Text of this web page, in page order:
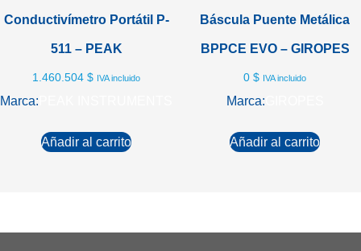
Conductivímetro Portátil P-
511 – PEAK
1.460.504 $ IVA incluido
Marca:
Añadir al carrito
Báscula Puente Metálica
BPPCE EVO – GIROPES
0 $ IVA incluido
Marca:
Añadir al carrito